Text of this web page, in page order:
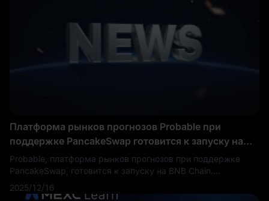
Платформа рынков прогнозов Probable при
поддержке PancakeSwap готовится к запуску на
BNB Chain
Probable, платформа рынков прогнозов при поддержке
PancakeSwap, готовится к запуску на BNB Chain.
Платформа принесет децентрализованную
функциональность рынков прогнозов в одну из самых
2025/12/16